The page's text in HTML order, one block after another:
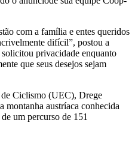
com a família e entes queridos
difícil”, postou a
privacidade enquanto
que seus desejos sejam
Ciclismo (UEC), Drege
montanha austríaca conhecida
um percurso de 151